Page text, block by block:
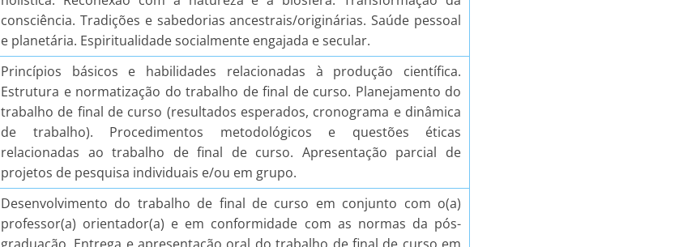
consciência. Tradições e sabedorias ancestrais/originárias. Saúde pessoal
e planetária. Espiritualidade socialmente engajada e secular.
Princípios básicos e habilidades relacionadas à produção científica.
Estrutura e normatização do trabalho de final de curso. Planejamento do
trabalho de final de curso (resultados esperados, cronograma e dinâmica
de trabalho). Procedimentos metodológicos e questões éticas
relacionadas ao trabalho de final de curso. Apresentação parcial de
projetos de pesquisa individuais e/ou em grupo.
Desenvolvimento do trabalho de final de curso em conjunto com o(a)
professor(a) orientador(a) e em conformidade com as normas da pós-